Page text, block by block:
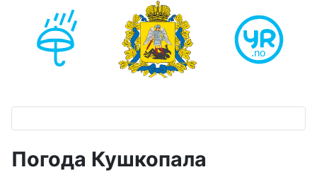
Погода Кушкопала